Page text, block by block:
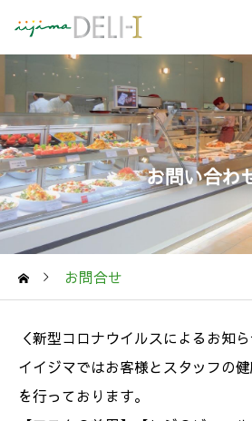
お問い合わ
お問合せ
＜新型コロナウイルスによるお知ら
イイジマではお客様とスタッフの
を行っております。